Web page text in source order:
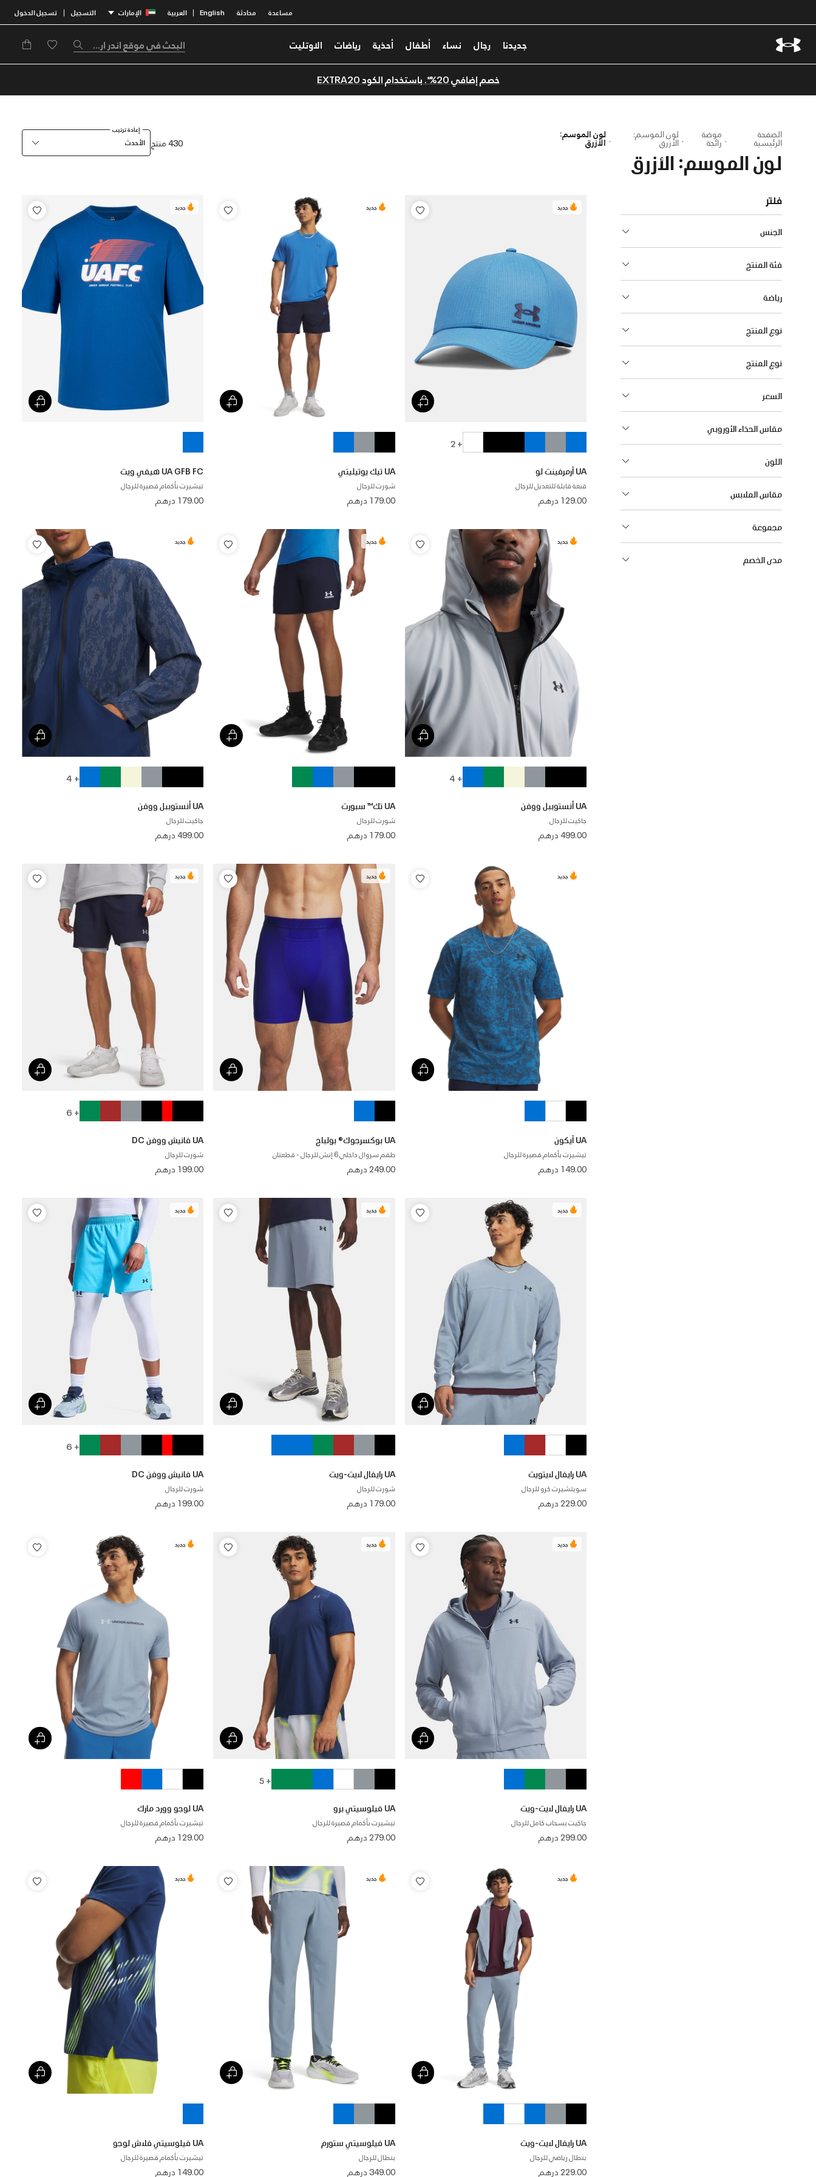
مساعدة محادثة English
| العربية الإمارات التسجيل | تسجيل الدخول
جديدنا رجال نساء أطفال أحذية رياضات الاوتليت
خصم إضافي 20%*. باستخدام الكود EXTRA20
الصفحة
الرئيسية
موضة
رائجة
لون الموسم:
الأزرق
لون الموسم:
الأزرق
لون الموسم: الأزرق
430 منتج
إعادة ترتيب
الأحدث
فلتر
الجنس
فئة المنتج
رياضة
نوع المنتج
نوع المنتج
السعر
مقاس الحذاء الأوروبي
اللون
مقاس الملابس
مجموعة
مدى الخصم
جديد
+ 2
UA آرمرفينت لو
قبعة قابلة للتعديل للرجال
129.00 درهم
جديد
UA تيك يوتيليتي
شورت للرجال
179.00 درهم
جديد
UA GFB FC هيفي ويت
تيشيرت بأكمام قصيرة للرجال
179.00 درهم
جديد
+ 4
UA أنستوببل ووفن
جاكيت للرجال
499.00 درهم
جديد
UA تك™ سبورت
شورت للرجال
179.00 درهم
جديد
+ 4
UA أنستوببل ووفن
جاكيت للرجال
499.00 درهم
جديد
UA آيكون
تيشيرت بأكمام قصيرة للرجال
149.00 درهم
جديد
UA بوكسرجوك® بولباج
طقم سروال داخلي 6 إنش للرجال - قطعتان
249.00 درهم
جديد
+ 6
UA فانيش ووفن DC
شورت للرجال
199.00 درهم
جديد
UA رايفال لايتويت
سويتشيرت كرو للرجال
229.00 درهم
جديد
UA رايفال لايت-ويت
شورت للرجال
179.00 درهم
جديد
+ 6
UA فانيش ووفن DC
شورت للرجال
199.00 درهم
جديد
UA رايفال لايت-ويت
جاكيت بسحاب كامل للرجال
299.00 درهم
جديد
+ 5
UA فيلوسيتي برو
تيشيرت بأكمام قصيرة للرجال
279.00 درهم
جديد
UA لوجو وورد مارك
تيشيرت بأكمام قصيرة للرجال
129.00 درهم
جديد
UA رايفال لايت-ويت
بنطال رياضي للرجال
229.00 درهم
جديد
UA فيلوسيتي ستورم
بنطال للرجال
349.00 درهم
جديد
UA فيلوسيتي فلاش لوجو
تيشيرت بأكمام قصيرة للرجال
149.00 درهم